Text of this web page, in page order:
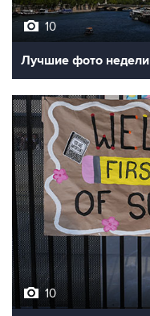
10
Лучшие фото недели
10